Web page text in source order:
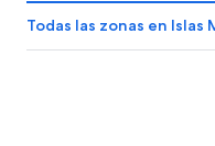
Todas las zonas en Islas